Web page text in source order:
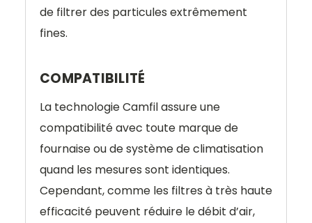
de filtrer des particules extrêmement
fines.
COMPATIBILITÉ
La technologie Camfil assure une
compatibilité avec toute marque de
fournaise ou de système de climatisation
quand les mesures sont identiques.
Cependant, comme les filtres à très haute
efficacité peuvent réduire le débit d’air,